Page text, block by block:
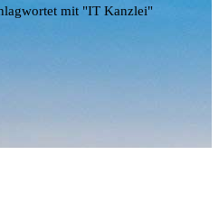
mit "IT Kanzlei"